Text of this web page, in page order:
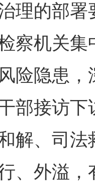
理的部
察机关
险隐患
部接访
解、司
、外溢